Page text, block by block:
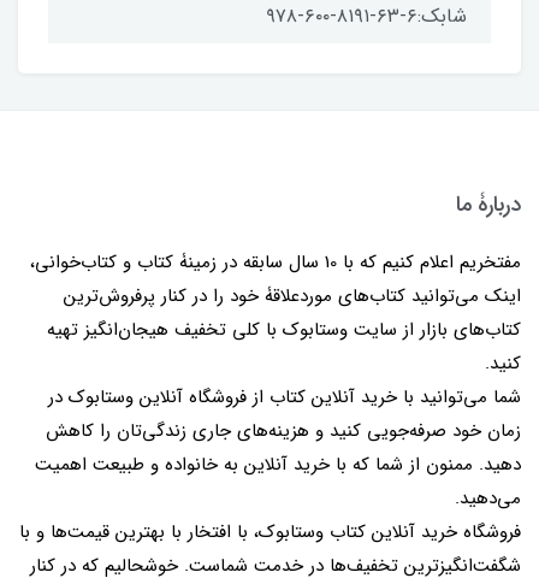
شابک:۶-۶۳-۸۱۹۱-۶۰۰-۹۷۸
دربارۀ ما
مفتخریم اعلام کنیم که با 10 سال سابقه در زمینۀ کتاب و کتاب‌خوانی،
اینک می‌توانید کتاب‌های موردعلاقۀ خود را در کنار پرفروش‌ترین
کتاب‌های بازار از سایت وستابوک با کلی تخفیف هیجان‌انگیز تهیه
کنید.
شما می‌توانید با خرید آنلاین کتاب از فروشگاه آنلاین وستابوک در
زمان خود صرفه‌جویی کنید و هزینه‌های جاری زندگی‌تان را کاهش
دهید. ممنون از شما که با خرید آنلاین به خانواده و طبیعت اهمیت
می‌دهید.
فروشگاه خرید آنلاین کتاب وستابوک، با افتخار با بهترین قیمت‌ها و با
شگفت‌انگیزترین تخفیف‌ها در خدمت شماست. خوشحالیم که در کنار